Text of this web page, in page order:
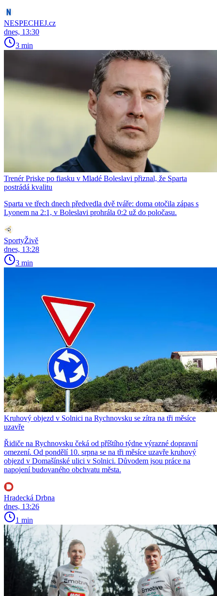
NESPECHEJ.cz
dnes, 13:30
3 min
Trenér Priske po fiasku v Mladé Boleslavi přiznal, že Sparta
postrádá kvalitu
Sparta ve třech dnech předvedla dvě tváře: doma otočila zápas s
Lyonem na 2:1, v Boleslavi prohrála 0:2 už do poločasu.
SportyŽivě
dnes, 13:28
3 min
Kruhový objezd v Solnici na Rychnovsku se zítra na tři měsíce
uzavře
Řidiče na Rychnovsku čeká od příštího týdne výrazné dopravní
omezení. Od pondělí 10. srpna se na tři měsíce uzavře kruhový
objezd v Domašínské ulici v Solnici. Důvodem jsou práce na
napojení budovaného obchvatu města.
Hradecká Drbna
dnes, 13:26
1 min